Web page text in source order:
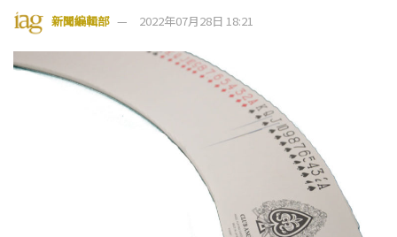
新聞編輯部 2022年07月28日 18:21